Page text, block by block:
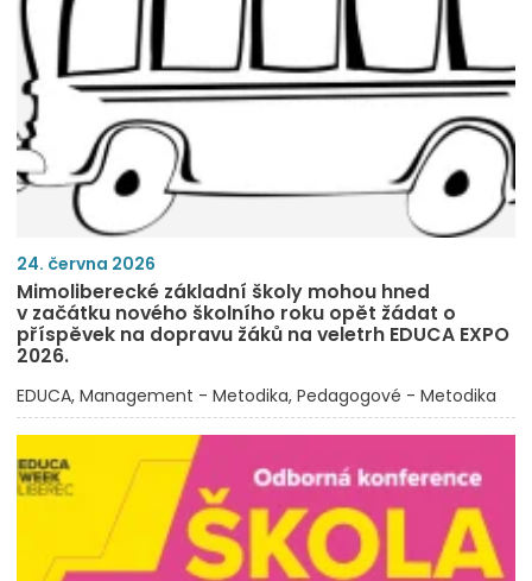
24. června 2026
Mimoliberecké základní školy mohou hned
v začátku nového školního roku opět žádat o
příspěvek na dopravu žáků na veletrh EDUCA EXPO
2026.
EDUCA Management - Metodika Pedagogové - Metodika